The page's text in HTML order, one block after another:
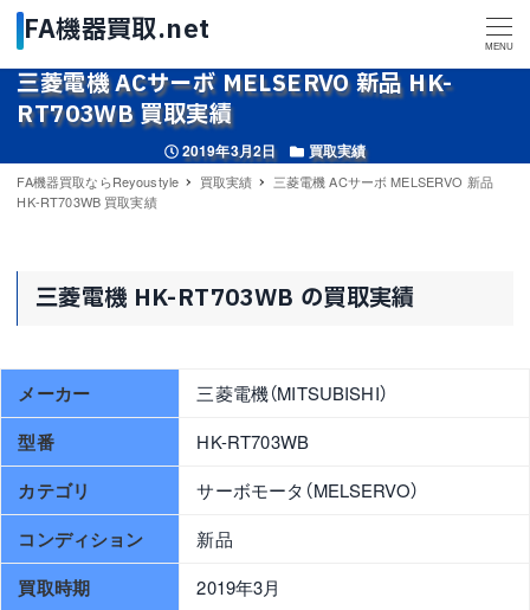
MENU
三菱電機 ACサーボ MELSERVO 新品 HK-
RT703WB 買取実績
投稿日
2019年3月2日 カテゴリー
買取実績
FA機器買取ならReyoustyle 買取実績
三菱電機 ACサーボ MELSERVO 新品
HK-RT703WB 買取実績
三菱電機 HK-RT703WB の買取実績
メーカー 三菱電機（MITSUBISHI）
型番 HK-RT703WB
カテゴリ サーボモータ（MELSERVO）
コンディション 新品
買取時期 2019年3月